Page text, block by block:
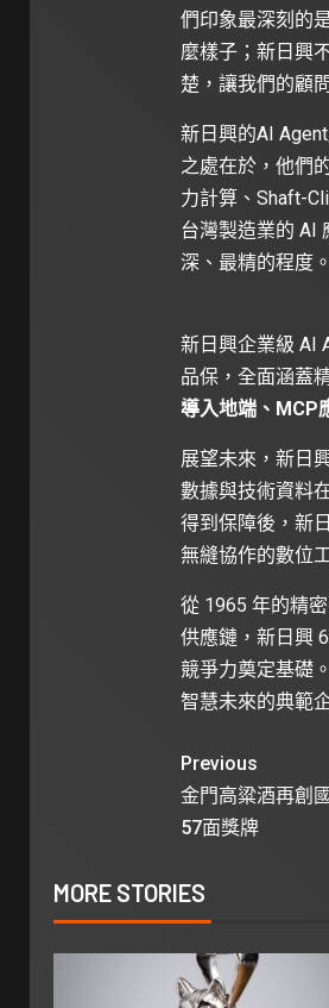
們印象最深刻的
麼樣子；新日興
楚，讓我們的顧
新日興的AI
之處在於，他們
力計算、Shaft-
台灣製造業的 AI
深、最精的程度。
新日興企業級 AI
品保，全面涵蓋
導入地端、MCP
展望未來，新日
數據與技術資料
得到保障後，新
無縫協作的數位
從 1965 年的精
供應鏈，新日興
競爭力奠定基礎
智慧未來的典範
Previous
金門高粱酒再創
57面獎牌
MORE STORIES